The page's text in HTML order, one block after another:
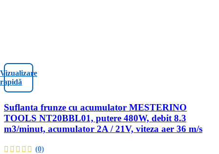
Vizualizare
rapidă
Suflanta frunze cu acumulator MESTERINO
TOOLS NT20BBL01, putere 480W, debit 8.3
m3/minut, acumulator 2A / 21V, viteza aer 36 m/s
(0)